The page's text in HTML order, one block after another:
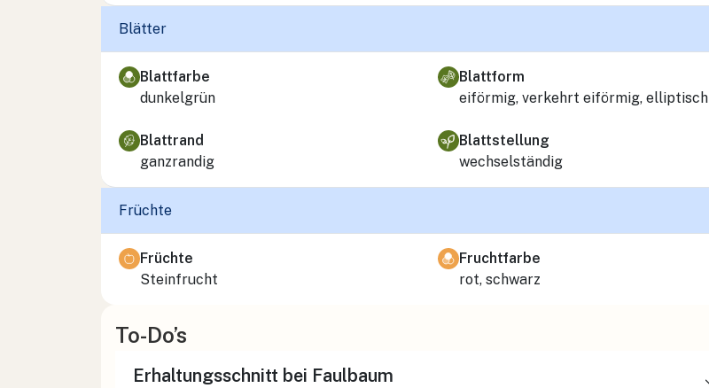
Blätter
Blattfarbe
dunkelgrün
Blattform
eiförmig, verkehrt eiförmig, elliptisch
Blattrand
ganzrandig
Blattstellung
wechselständig
Früchte
Früchte
Steinfrucht
Fruchtfarbe
rot, schwarz
To-Do’s
Erhaltungsschnitt bei Faulbaum